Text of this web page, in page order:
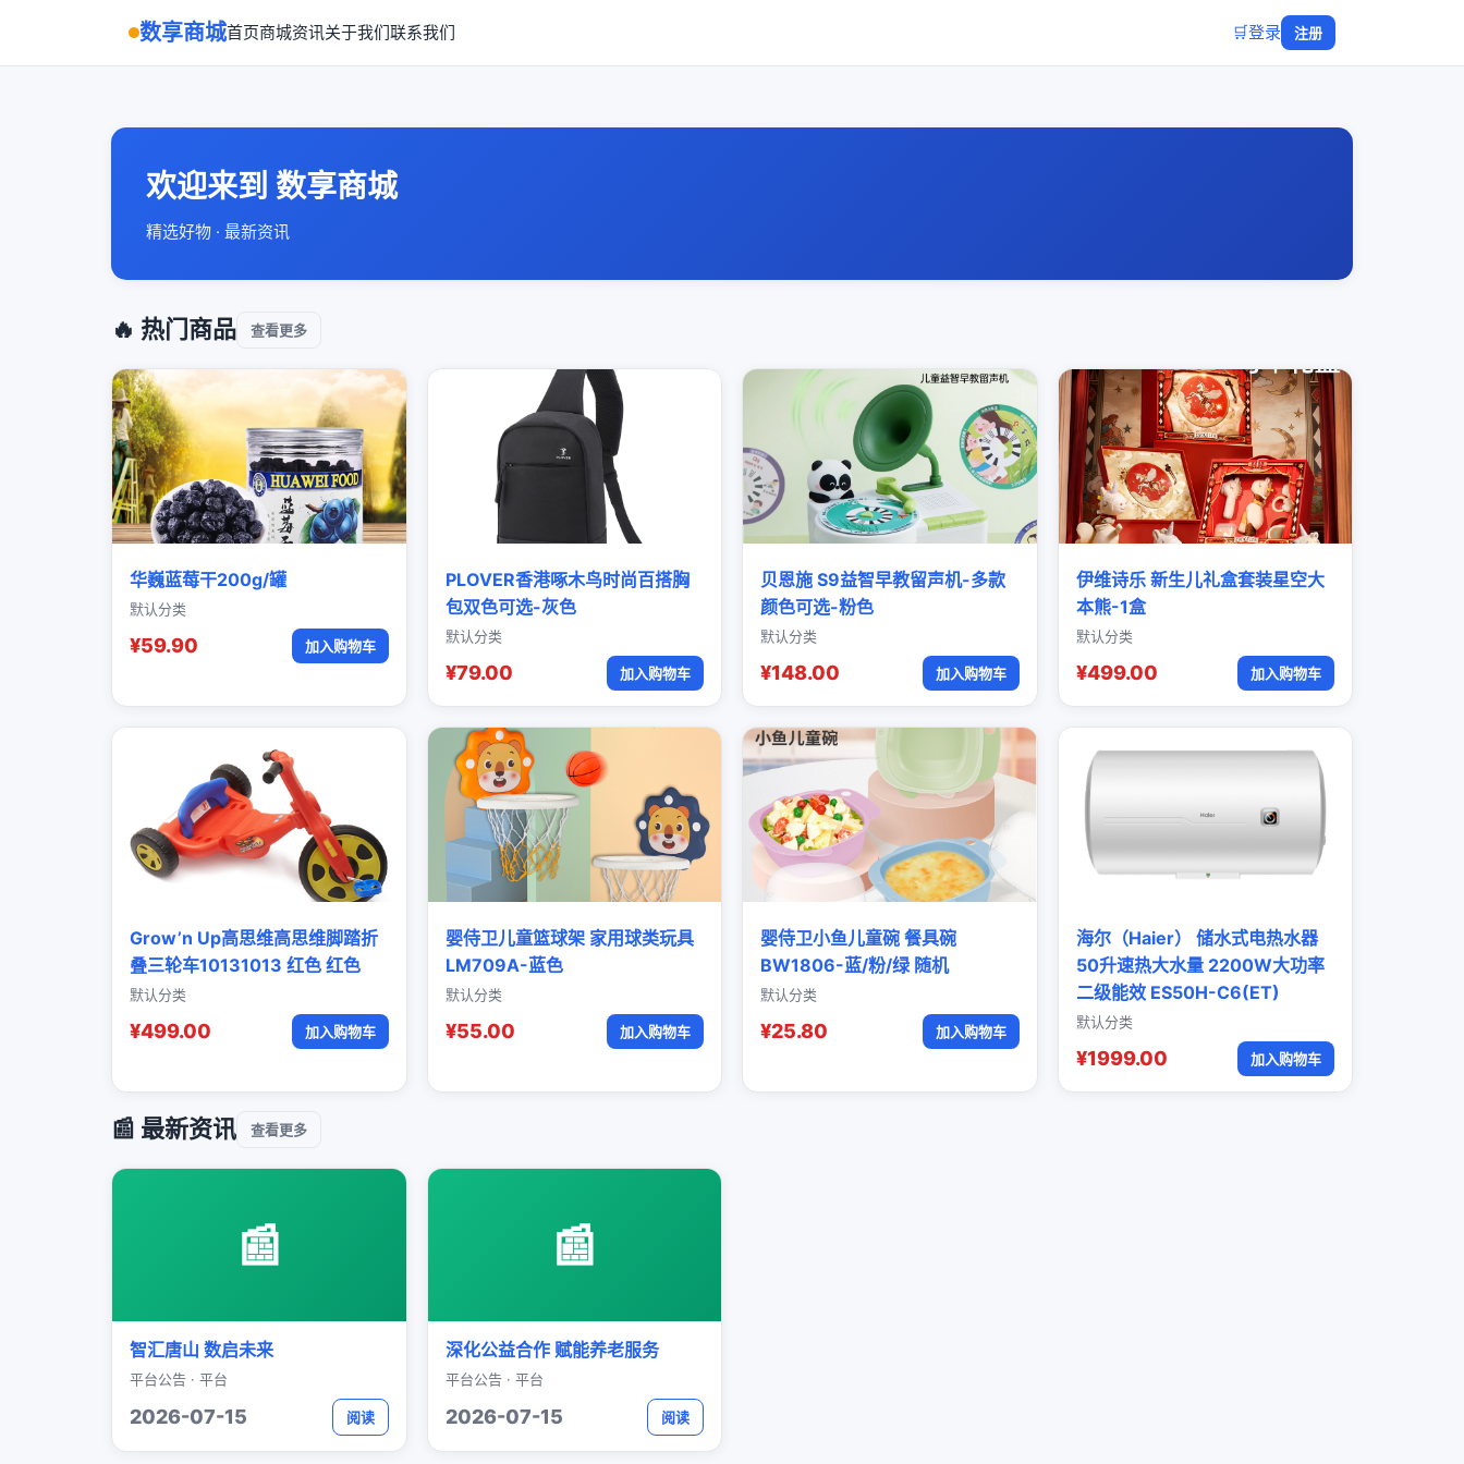
数享商城首页商城资讯关于我们联系我们 🛒登录 注册
欢迎来到 数享商城
精选好物 · 最新资讯
🔥 热门商品 查看更多
华巍蓝莓干200g/罐
默认分类
¥59.90 加入购物车
PLOVER香港啄木鸟时尚百搭胸
包双色可选-灰色
默认分类
¥79.00 加入购物车
贝恩施 S9益智早教留声机-多款
颜色可选-粉色
默认分类
¥148.00 加入购物车
伊维诗乐 新生儿礼盒套装星空大
本熊-1盒
默认分类
¥499.00 加入购物车
Grow’n Up高思维高思维脚踏折
叠三轮车10131013 红色 红色
默认分类
¥499.00 加入购物车
婴侍卫儿童篮球架 家用球类玩具
LM709A-蓝色
默认分类
¥55.00 加入购物车
婴侍卫小鱼儿童碗 餐具碗
BW1806-蓝/粉/绿 随机
默认分类
¥25.80 加入购物车
海尔（Haier） 储水式电热水器
50升速热大水量 2200W大功率
二级能效 ES50H-C6(ET)
默认分类
¥1999.00 加入购物车
📰 最新资讯 查看更多
📰
智汇唐山 数启未来
平台公告 · 平台
2026-07-15 阅读
📰
深化公益合作 赋能养老服务
平台公告 · 平台
2026-07-15 阅读